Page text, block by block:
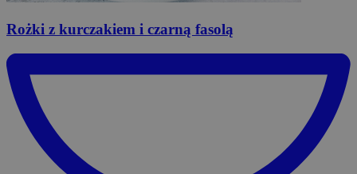
Rożki z kurczakiem i czarną fasolą